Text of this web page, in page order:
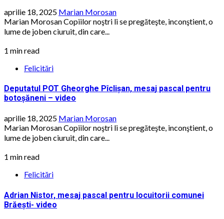
aprilie 18, 2025 Marian Morosan
Marian Morosan Copiilor noştri li se pregăteşte, inconştient, o
lume de joben ciuruit, din care...
1 min read
Felicitări
Deputatul POT Gheorghe Pîclișan, mesaj pascal pentru
botoșăneni – video
aprilie 18, 2025 Marian Morosan
Marian Morosan Copiilor noştri li se pregăteşte, inconştient, o
lume de joben ciuruit, din care...
1 min read
Felicitări
Adrian Nistor, mesaj pascal pentru locuitorii comunei
Brăești- video